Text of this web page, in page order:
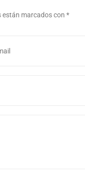
marcados con *